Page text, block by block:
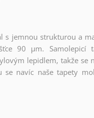
s jemnou strukturou a
90 µm. Samolepicí
lepidlem, takže se
navíc naše tapety